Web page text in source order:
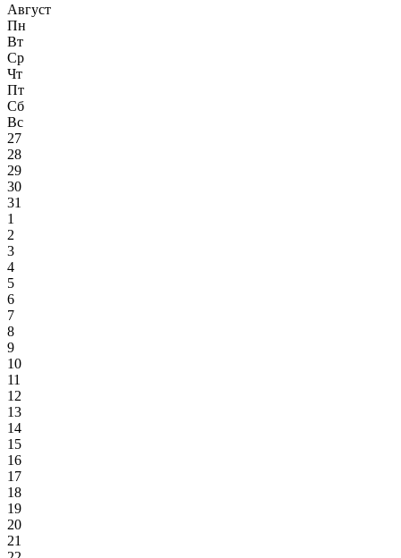
Август
Пн
Вт
Ср
Чт
Пт
Сб
Вс
27
28
29
30
31
1
2
3
4
5
6
7
8
9
10
11
12
13
14
15
16
17
18
19
20
21